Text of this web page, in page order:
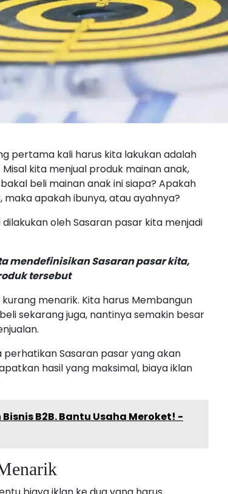
pertama kali harus kita lakukan adalah
kita menjual produk mainan anak,
beli mainan anak ini siapa? Apakah
apakah ibunya, atau ayahnya?
oleh Sasaran pasar kita menjadi
mendefinisikan Sasaran pasar kita,
tersebut
menarik. Kita harus Membangun
sekarang juga, nantinya semakin besar
Sasaran pasar yang akan
hasil yang maksimal, biaya iklan
B2B. Bantu Usaha Meroket! -